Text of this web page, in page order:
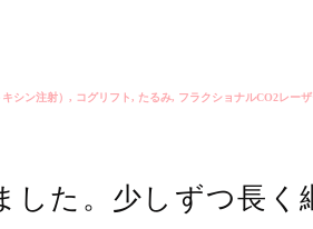
シン注射） , コグリフト, たるみ, フラクショナルCO2レー
した。少しずつ長く